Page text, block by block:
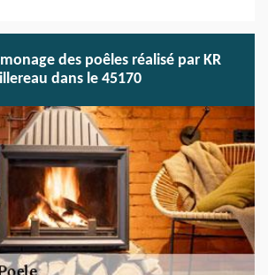
des poêles réalisé par KR
dans le 45170